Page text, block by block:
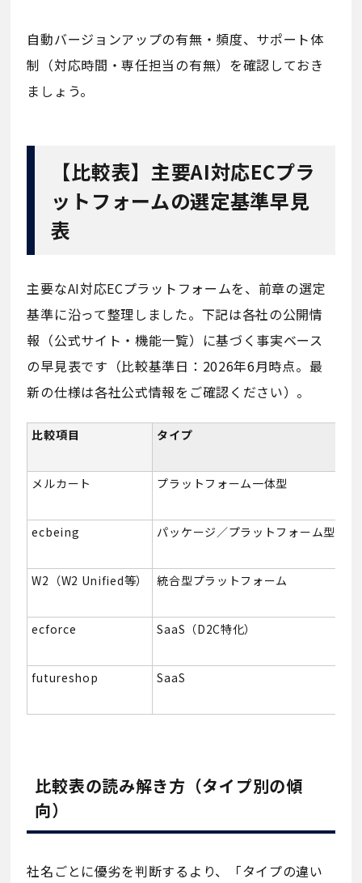
自動バージョンアップの有無・頻度、サポート体
制（対応時間・専任担当の有無）を確認しておき
ましょう。
【比較表】主要AI対応ECプラ
ットフォームの選定基準早見
表
主要なAI対応ECプラットフォームを、前章の選定
基準に沿って整理しました。下記は各社の公開情
報（公式サイト・機能一覧）に基づく事実ベース
の早見表です（比較基準日：2026年6月時点。最
新の仕様は各社公式情報をご確認ください）。
比較項目 タイプ
メルカート プラットフォーム一体型
ecbeing パッケージ／プラットフォーム型
W2（W2 Unified等） 統合型プラットフォーム
ecforce SaaS（D2C特化）
futureshop SaaS
比較表の読み解き方（タイプ別の傾
向）
社名ごとに優劣を判断するより、「タイプの違い